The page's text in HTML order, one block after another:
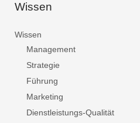
Wissen
Wissen
Management
Strategie
Führung
Marketing
Dienstleistungs-Qualität